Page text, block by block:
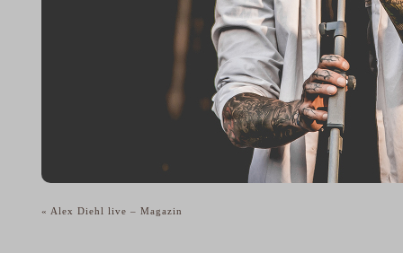
« Alex Diehl live – Magazin